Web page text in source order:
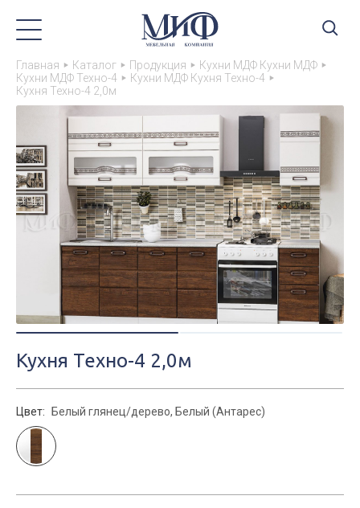
Главная Каталог Продукция
Кухни МДФ Кухни МДФ
Кухни МДФ Техно-4
Кухни МДФ Кухня Техно-4
Кухня Техно-4 2,0м
Кухня Техно-4 2,0м
Цвет: Белый глянец/дерево, Белый (Антарес)